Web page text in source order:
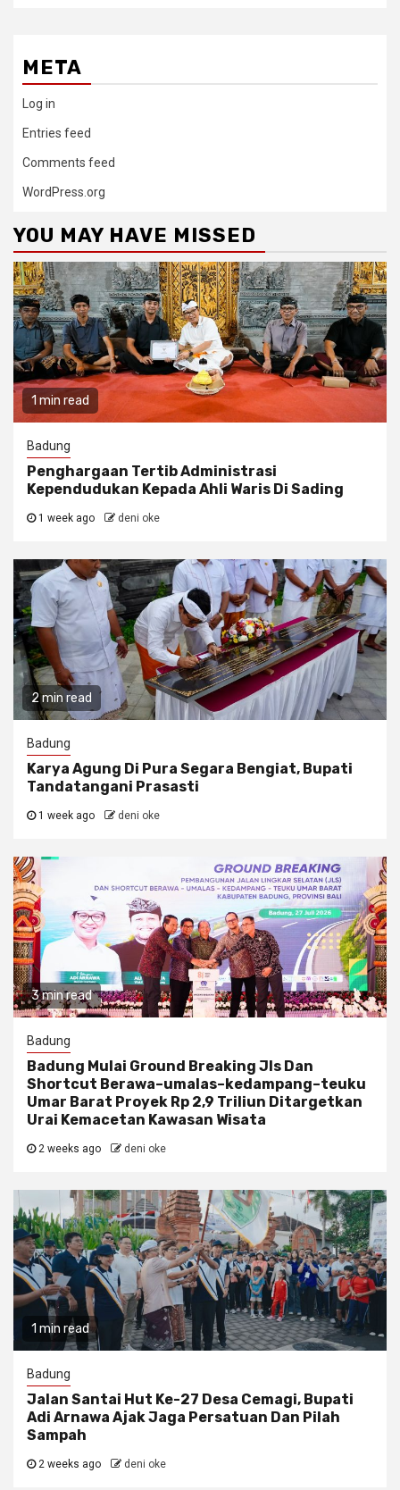
META
Log in
Entries feed
Comments feed
WordPress.org
YOU MAY HAVE MISSED
1 min read
Badung
Penghargaan Tertib Administrasi
Kependudukan Kepada Ahli Waris Di Sading
1 week ago deni oke
2 min read
Badung
Karya Agung Di Pura Segara Bengiat, Bupati
Tandatangani Prasasti
1 week ago deni oke
3 min read
Badung
Badung Mulai Ground Breaking Jls Dan
Shortcut Berawa–umalas–kedampang–teuku
Umar Barat Proyek Rp 2,9 Triliun Ditargetkan
Urai Kemacetan Kawasan Wisata
2 weeks ago deni oke
1 min read
Badung
Jalan Santai Hut Ke-27 Desa Cemagi, Bupati
Adi Arnawa Ajak Jaga Persatuan Dan Pilah
Sampah
2 weeks ago deni oke